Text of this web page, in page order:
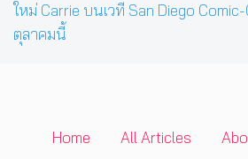
ใหม่ Carrie บนเวที San Diego
ตุลาคมนี้
Home All Articles